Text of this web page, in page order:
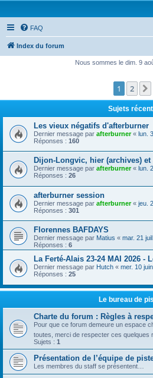
FAQ
Index du forum
Nous sommes le dim. 9
1 2
Sujets
Les vieux négatifs d'afterburner
Dernier message par afterburner« lun.
Réponses : 160
Dijon-Longvic, hier (archives)
Dernier message par afterburner« lun.
Réponses : 26
afterburner session
Dernier message par afterburner« jeu.
Réponses : 301
Florennes BAFDAYS
Dernier message par Matius « mar. 21
Réponses : 6
La Ferté-Alais 23-24 MAI 2026 -
Dernier message par Hutch « mer. 10
Réponses : 25
Le bureau de
Charte du forum : Règles à
Pour que ce forum demeure un espace
toutes, merci de respecter ces quelques
Sujets : 1
Présentation de l’équipe de
Les membres du staff se présentent…